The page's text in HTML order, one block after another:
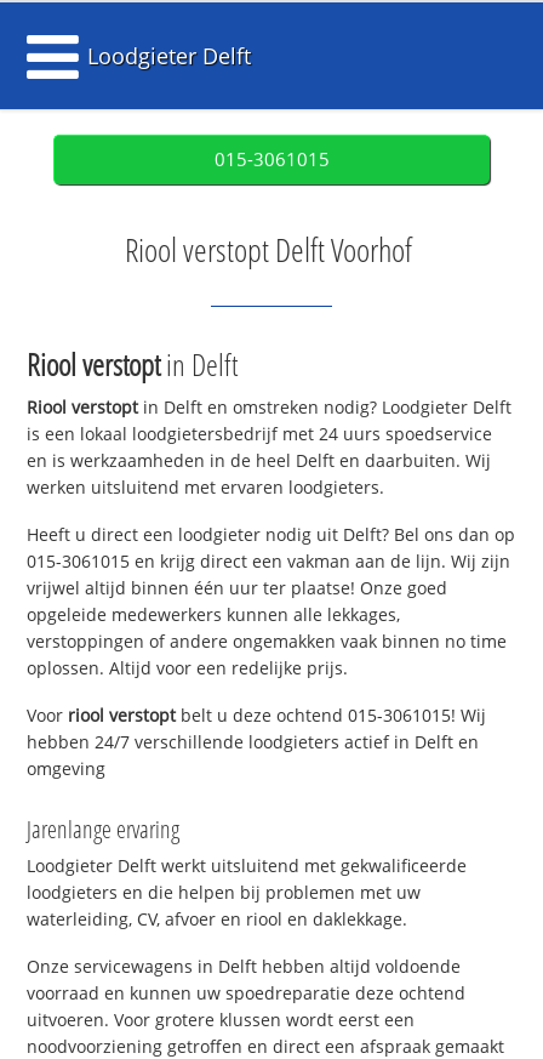
Loodgieter Delft
015-3061015
Riool verstopt Delft Voorhof
Riool verstoptin Delft
Riool verstoptin Delft en omstreken nodig? Loodgieter Delft
is een lokaal loodgietersbedrijf met 24 uurs spoedservice
en is werkzaamheden in de heel Delft en daarbuiten. Wij
werken uitsluitend met ervaren loodgieters.
Heeft u direct een loodgieter nodig uit Delft? Bel ons dan op
015-3061015 en krijg direct een vakman aan de lijn. Wij zijn
vrijwel altijd binnen één uur ter plaatse! Onze goed
opgeleide medewerkers kunnen alle lekkages,
verstoppingen of andere ongemakken vaak binnen no time
oplossen. Altijd voor een redelijke prijs.
Voor riool verstoptbelt u deze ochtend 015-3061015! Wij
hebben 24/7 verschillende loodgieters actief in Delft en
omgeving
Jarenlange ervaring
Loodgieter Delft werkt uitsluitend met gekwalificeerde
loodgieters en die helpen bij problemen met uw
waterleiding, CV, afvoer en riool en daklekkage.
Onze servicewagens in Delft hebben altijd voldoende
voorraad en kunnen uw spoedreparatie deze ochtend
uitvoeren. Voor grotere klussen wordt eerst een
noodvoorziening getroffen en direct een afspraak gemaakt